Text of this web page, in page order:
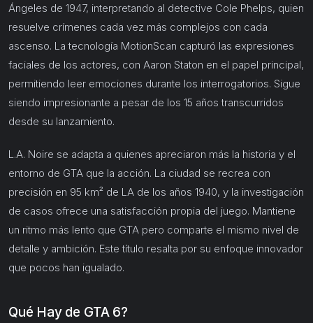
Ángeles de 1947, interpretando al detective Cole Phelps, quien
resuelve crímenes cada vez más complejos con cada
ascenso. La tecnología MotionScan capturó las expresiones
faciales de los actores, con Aaron Staton en el papel principal,
permitiendo leer emociones durante los interrogatorios. Sigue
siendo impresionante a pesar de los 15 años transcurridos
desde su lanzamiento.
L.A. Noire se adapta a quienes apreciaron más la historia y el
entorno de GTA que la acción. La ciudad se recrea con
precisión en 95 km² de LA de los años 1940, y la investigación
de casos ofrece una satisfacción propia del juego. Mantiene
un ritmo más lento que GTA pero comparte el mismo nivel de
detalle y ambición. Este título resalta por su enfoque innovador
que pocos han igualado.
Qué Hay de GTA 6?